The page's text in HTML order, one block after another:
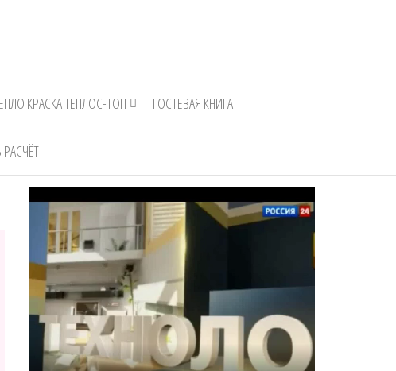
КРАСКА ТЕПЛОС-ТОП ГОСТЕВАЯ КНИГА
РАСЧЁТ